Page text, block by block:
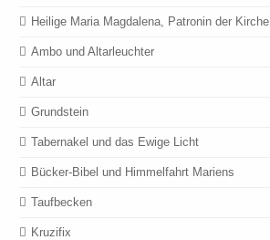
Heilige Maria Magdalena, Patronin der Kirche
Ambo und Altarleuchter
Altar
Grundstein
Tabernakel und das Ewige Licht
Bücker-Bibel und Himmelfahrt Mariens
Taufbecken
Kruzifix